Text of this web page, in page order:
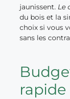
jaunissent. Le
du bois et la
choix si vous
sans les
rapide